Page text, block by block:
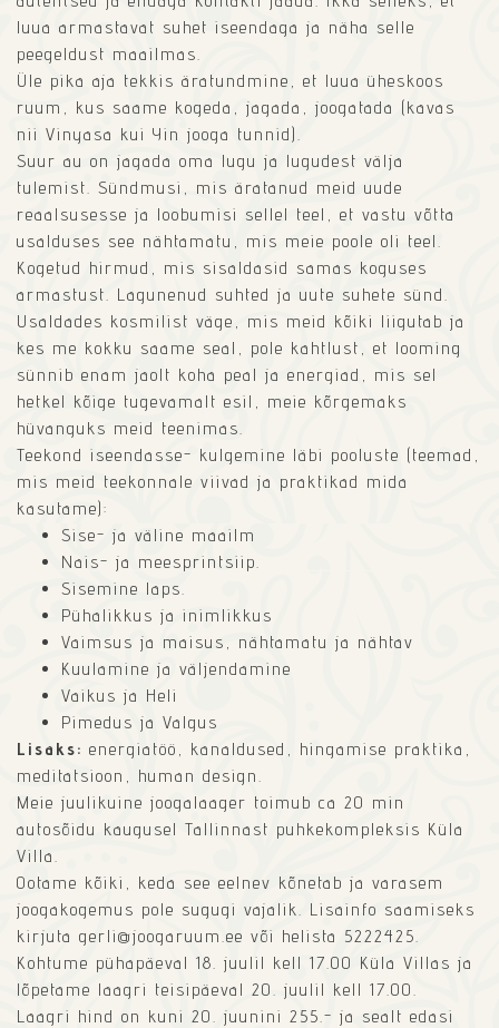
luua armastavat suhet iseendaga ja näha selle
peegeldust maailmas.
Üle pika aja tekkis äratundmine, et luua üheskoos
ruum, kus saame kogeda, jagada, joogatada (kavas
nii Vinyasa kui Yin jooga tunnid).
Suur au on jagada oma lugu ja lugudest välja
tulemist. Sündmusi, mis äratanud meid uude
reaalsusesse ja loobumisi sellel teel, et vastu võtta
usalduses see nähtamatu, mis meie poole oli teel.
Kogetud hirmud, mis sisaldasid samas koguses
armastust. Lagunenud suhted ja uute suhete sünd.
Usaldades kosmilist väge, mis meid kõiki liigutab ja
kes me kokku saame seal, pole kahtlust, et looming
sünnib enam jaolt koha peal ja energiad, mis sel
hetkel kõige tugevamalt esil, meie kõrgemaks
hüvanguks meid teenimas.
Teekond iseendasse- kulgemine läbi pooluste (teemad,
mis meid teekonnale viivad ja praktikad mida
kasutame):
Sise- ja väline maailm
Nais- ja meesprintsiip.
Sisemine laps.
Pühalikkus ja inimlikkus
Vaimsus ja maisus, nähtamatu ja nähtav
Kuulamine ja väljendamine
Vaikus ja Heli
Pimedus ja Valgus
Lisaks: energiatöö, kanaldused, hingamise praktika,
meditatsioon, human design.
Meie juulikuine joogalaager toimub ca 20 min
autosõidu kaugusel Tallinnast puhkekompleksis Küla
Villa.
Ootame kõiki, keda see eelnev kõnetab ja varasem
joogakogemus pole sugugi vajalik. Lisainfo saamiseks
kirjuta gerli@joogaruum.ee või helista 5222425.
Kohtume pühapäeval 18. juulil kell 17.00 Küla Villas ja
lõpetame laagri teisipäeval 20. juulil kell 17.00.
Laagri hind on kuni 20. juunini 255.- ja sealt edasi